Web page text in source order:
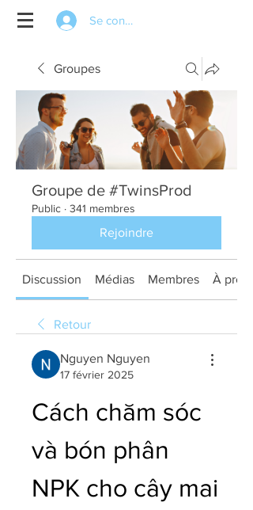
Se connecter
Groupes
Groupe de #TwinsProd
Public · 341 membres
Rejoindre
Discussion Médias Membres À
Retour
Nguyen Nguyen
17 février 2025
Cách chăm sóc
và bón phân
NPK cho cây mai